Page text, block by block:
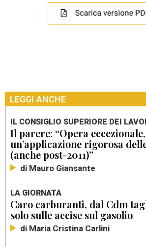
LEGGI ANCHE
IL CONSIGLIO SUPERIORE DEI
Il parere: “Opera
un’applicazione rigorosa
(anche post-2011)”
di Mauro Giansante
LA GIORNATA
Caro carburanti, dal Cdm
solo sulle accise sul gasolio
di Maria Cristina Carlini